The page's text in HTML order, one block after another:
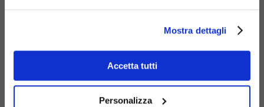
Mostra dettagli
Accetta tutti
Personalizza